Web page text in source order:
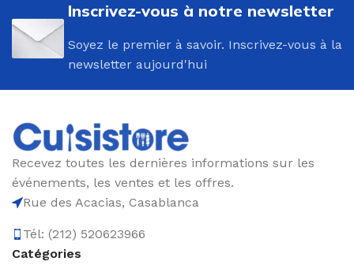
Inscrivez-vous à notre newsletter
Soyez le premier à savoir. Inscrivez-vous à la
newsletter aujourd'hui
Recevez toutes les dernières informations sur les
événements, les ventes et les offres.
Rue des Acacias, Casablanca
Tél: (212) 520623966
Catégories